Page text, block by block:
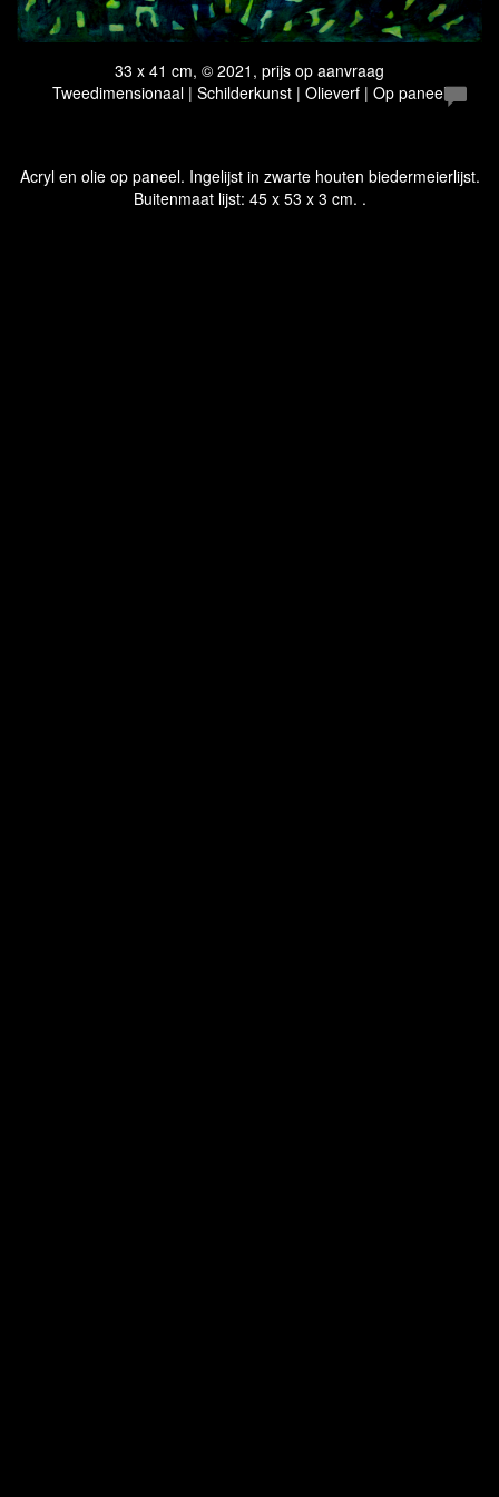
33 x 41 cm, © 2021, prijs op aanvraag
Tweedimensionaal | Schilderkunst | Olieverf | Op paneel
Acryl en olie op paneel. Ingelijst in zwarte houten biedermeierlijst.
Buitenmaat lijst: 45 x 53 x 3 cm. .